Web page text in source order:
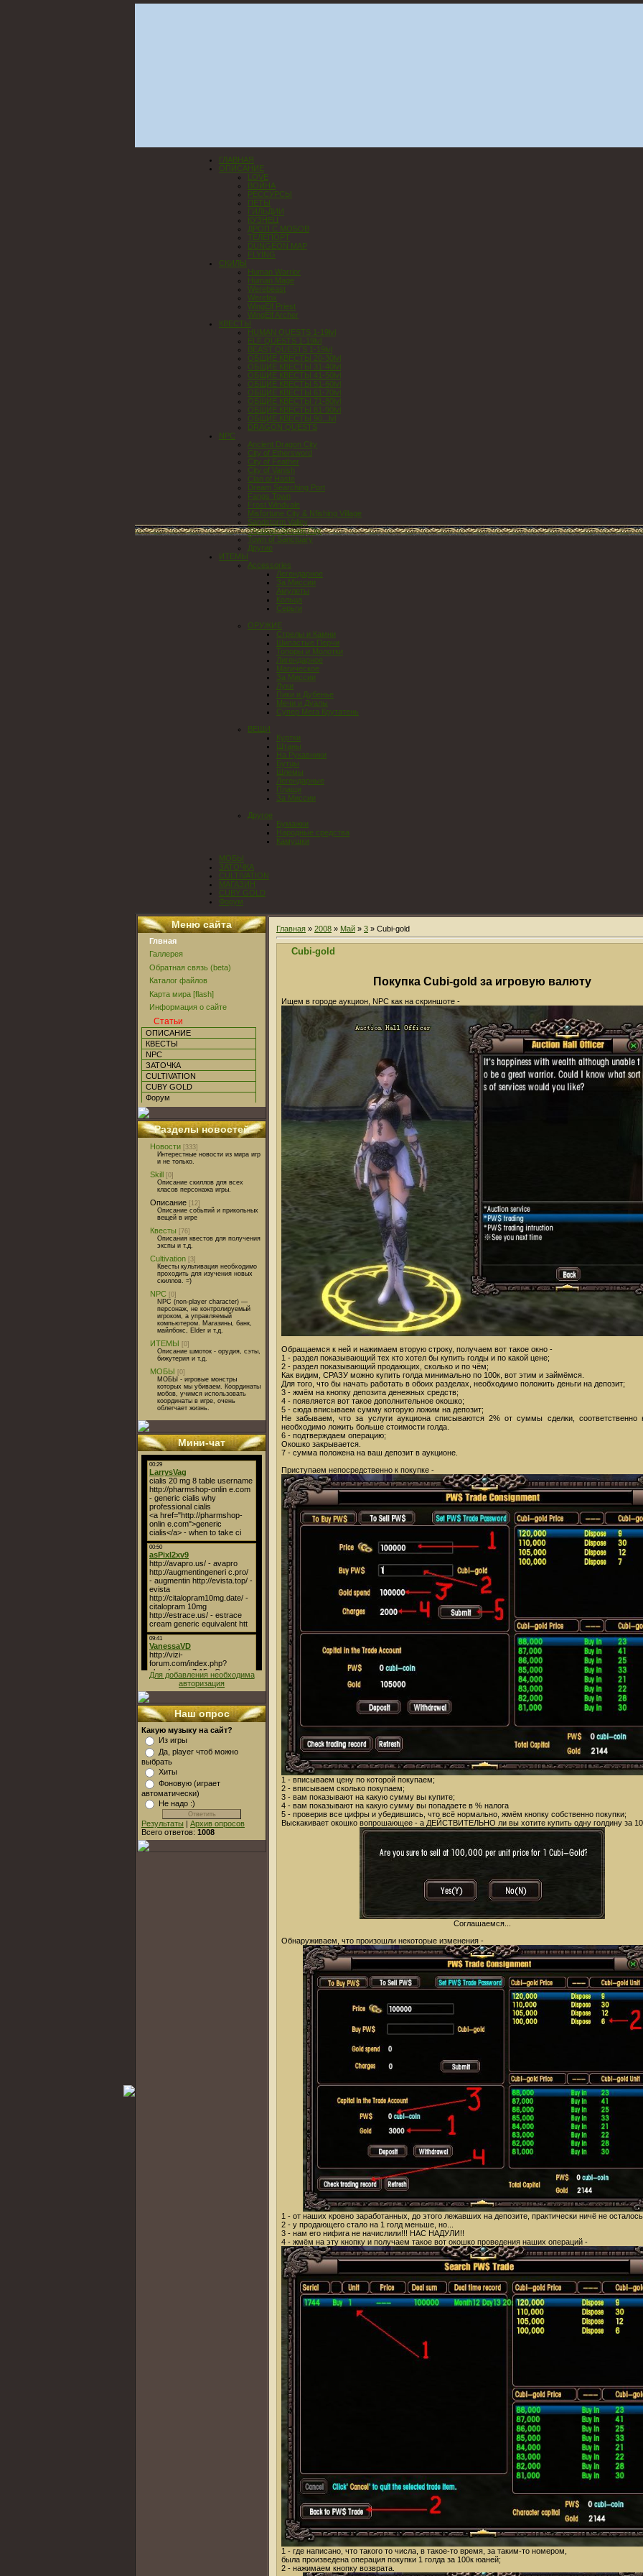
ГЛАВНАЯ
ОПИСАНИЕ
LOVE
ВОЙНА
РЕССУРСЫ
ПЕТЫ
ГИЛЬДИИ
КУЗНЕЦ
ДРОП С МОБОВ
ТЕЛЕПОРТ
DUNGEON MAP
FLYING
СКИЛЫ
Human Warrior
Human Mage
Werebeast
Werefox
WingElf Priest
WingElf Archer
КВЕСТЫ
HUMAN QUESTS 1-19lvl
ELF QUESTS 1-19lvl
BEAST QUESTS 1-19lvl
ОБЩИЕ КВЕСТЫ 20-30lvl
ОБЩИЕ КВЕСТЫ 31-40lvl
ОБЩИЕ КВЕСТЫ 41-50lvl
ОБЩИЕ КВЕСТЫ 51-60lvl
ОБЩИЕ КВЕСТЫ 61-70lvl
ОБЩИЕ КВЕСТЫ 71-80lvl
ОБЩИЕ КВЕСТЫ 81-90lvl
ОБЩИЕ КВЕСТЫ 90...lvl
DRAGON QUESTS
NPC
Ancient Dragon City
City of Ethersword
City of Feather
City of Vanish
Clan of Haste
Dream Searching Port
Fangs Town
Frost Windvale
Misfortune City & Nfishing Village
Sandstorm Valley
Thousan Stream City
Town of Sanctuary
Другие
ИТЕМЫ
Accessories
Легендарное
За Миссии
Амулеты
Кольца
Серьги
ОРУЖИЕ
Стрелы и Камни
Шипастые Перчи
Топоры и Молотки
Лигендарное
Магическое
За Миссии
Луки
Пики и Дубенье
Мечи и Дуалы
Супер Мега Крутатень
ВЕЩИ
Куртки
Штаны
На Рукавники
Бутцы
Шлемы
Легендарные
Плащи
За Миссии
Другое
Бумажки
Народные средства
Камушки
МОБЫ
ЗАТОЧКА
CULTIVATION
МАГАЗИН
CUBY GOLD
Форум
Меню сайта
Глвная
Галлерея
Обратная связь (beta)
Каталог файлов
Карта мира [flash]
Информация о сайте
Статьи
ОПИСАНИЕ
КВЕСТЫ
NPC
ЗАТОЧКА
CULTIVATION
CUBY GOLD
Форум
Разделы новостей
Новости [333]
Интерестные новости из мира игр
и не только.
Skill [0]
Описание скиллов для всех
класов персонажа игры.
Описание
[12]
Описание событий и прикольных
вещей в игре
Квесты
[76]
Описания квестов для получения
экспы и т.д.
Cultivation [3]
Квесты культивация необходимо
проходить для изучения новых
скиллов. =)
NPC [0]
NPC (non-player character) —
персонаж, не контролируемый
игроком, а управляемый
компьютером. Магазины, банк,
майлбокс, Elder и т.д.
ИТЕМЫ
[0]
Описание шмоток - орудия, сэты,
бижутерия и т.д.
МОБЫ
[0]
МОБЫ - игровые монстры
которых мы убиваем. Координаты
мобов, учимся использовать
координаты в игре, очень
облегчает жизнь.
Мини-чат
Для добавления необходима
авторизация
Наш опрос
Какую музыку на сайт?
Из игры
Да, player чтоб можно
выбрать
Хиты
Фоновую (играет
автоматически)
Не надо :)
Результаты | Архив опросов
Всего ответов: 1008
Главная » 2008 » Май » 3 » Cubi-gold
Cubi-gold
Покупка Cubi-gold за игровую валюту
Ищем в городе аукцион, NPC как на скриншоте -
Обращаемся к ней и нажимаем вторую строку, получаем вот такое окно -
1 - раздел показывающий тех кто хотел бы купить голды и по какой цене;
2 - раздел показывающий продающих, сколько и по чём;
Как видим, СРАЗУ можно купить голда минимально по 100к, вот этим и займёмся.
Для того, что бы начать работать в обоих разделах, необходимо положить деньги на депозит;
3 - жмём на кнопку депозита денежных средств;
4 - появляется вот такое дополнительное окошко;
5 - сюда вписываем сумму которую ложим на депозит;
Не забываем, что за услуги аукциона списываются 2% от суммы сделки, соответственно
необходимо ложить больше стоимости голда.
6 - подтверждаем операцию;
Окошко закрывается.
7 - сумма положена на ваш депозит в аукционе.
Приступаем непосредственно к покупке -
1 - вписываем цену по которой покупаем;
2 - вписываем сколько покупаем;
3 - вам показывают на какую сумму вы купите;
4 - вам показывают на какую сумму вы попадаете в % налога
5 - проверив все цифры и убедившись, что всё нормально, жмём кнопку собственно покупки;
Выскакивает окошко вопрошающее - а ДЕЙСТВИТЕЛЬНО ли вы хотите купить одну голдину за
Соглашаемся...
Обнаруживаем, что произошли некоторые изменения -
1 - от наших кровно заработанных, до этого лежавших на депозите, практически ничё не
2 - у продающего стало на 1 голд меньше, но...
3 - нам его нифига не начислили!!! НАС НАДУЛИ!!
4 - жмём на эту кнопку и получаем такое вот окошко проведения наших операций -
1 - где написано, что такого то числа, в такое-то время, за таким-то номером,
была произведена операция покупки 1 голда за 100к юаней;
2 - нажимаем кнопку возврата.